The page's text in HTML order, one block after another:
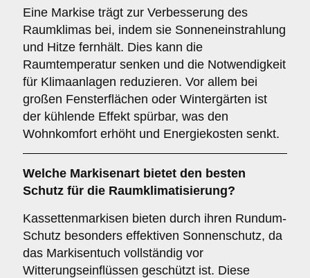
Eine Markise trägt zur Verbesserung des
Raumklimas bei, indem sie Sonneneinstrahlung
und Hitze fernhält. Dies kann die
Raumtemperatur senken und die Notwendigkeit
für Klimaanlagen reduzieren. Vor allem bei
großen Fensterflächen oder Wintergärten ist
der kühlende Effekt spürbar, was den
Wohnkomfort erhöht und Energiekosten senkt.
Welche Markisenart bietet den besten
Schutz für die Raumklimatisierung?
Kassettenmarkisen bieten durch ihren Rundum-
Schutz besonders effektiven Sonnenschutz, da
das Markisentuch vollständig vor
Witterungseinflüssen geschützt ist. Diese